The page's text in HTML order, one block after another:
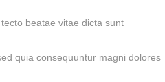
beatae vitae dicta sunt
quia consequuntur magni dolores